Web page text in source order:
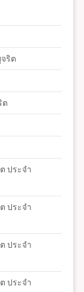
ริต
ต
ประจำ
ประจำ
ประจำ
ประจำ